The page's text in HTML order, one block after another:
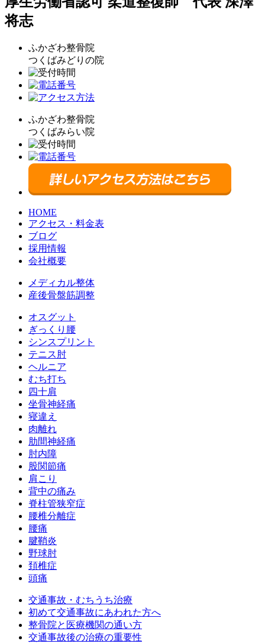
将志
ふかざわ整骨院
つくばみどりの院
ふかざわ整骨院
つくばみらい院
HOME
アクセス・料金表
ブログ
採用情報
会社概要
メディカル整体
産後骨盤筋調整
オスグット
ぎっくり腰
シンスプリント
テニス肘
ヘルニア
むち打ち
四十肩
坐骨神経痛
寝違え
肉離れ
肋間神経痛
肘内障
股関節痛
肩こり
背中の痛み
脊柱管狭窄症
腰椎分離症
腰痛
腱鞘炎
野球肘
頚椎症
頭痛
交通事故・むちうち治療
初めて交通事故にあわれた方へ
整骨院と医療機関の通い方
交通事故後の治療の重要性